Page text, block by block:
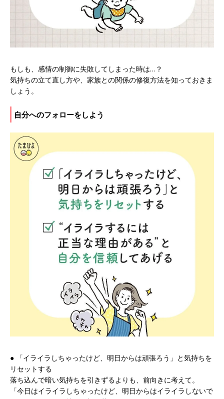
もしも、感情の制御に失敗してしまった時は…？
気持ちの立て直し方や、家族との関係の修復方法を知っておきま
しょう。
自分へのフォローをしよう
● 「イライラしちゃったけど、明日からは頑張ろう」と気持ちを
リセットする
落ち込んで暗い気持ちを引きずるよりも、前向きに考えて。
「今日はイライラしちゃったけど、明日からはイライラしないで